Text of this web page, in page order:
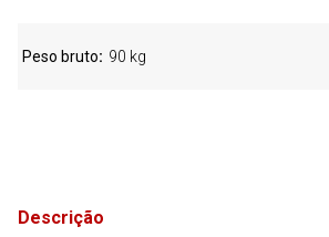
Descrição
Peso bruto 90 kg